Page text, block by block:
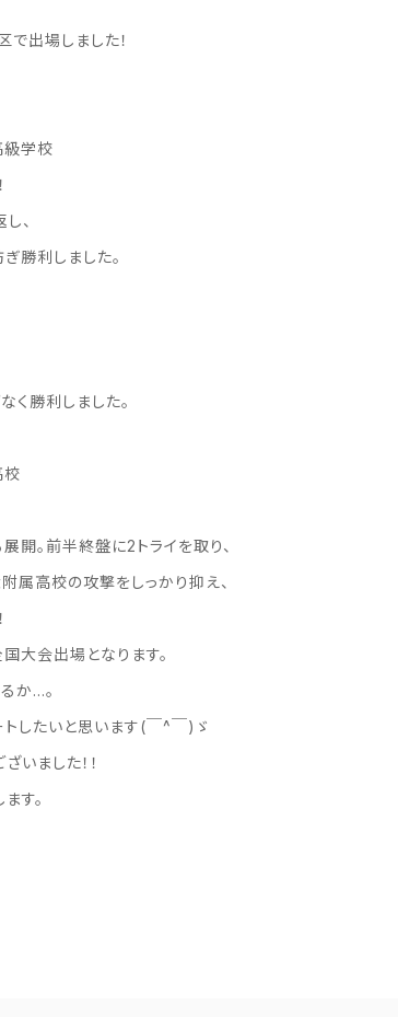
出場しました！
学校
、
勝利しました。
勝利しました。
校
開。前半終盤に2トライを取り、
属高校の攻撃をしっかり抑え、
大会出場となります。
か…。
したいと思います(￣^￣)ゞ
いました！！
す。